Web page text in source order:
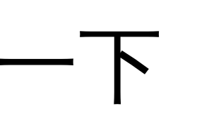
下